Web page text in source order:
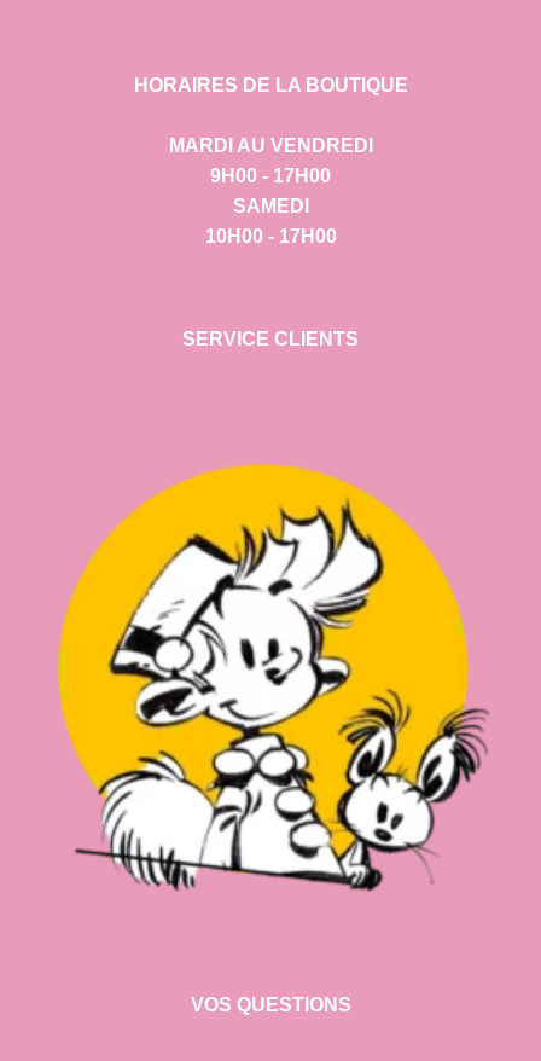
HORAIRES DE LA BOUTIQUE
MARDI AU VENDREDI
9H00 - 17H00
SAMEDI
10H00 - 17H00
SERVICE CLIENTS
VOS QUESTIONS